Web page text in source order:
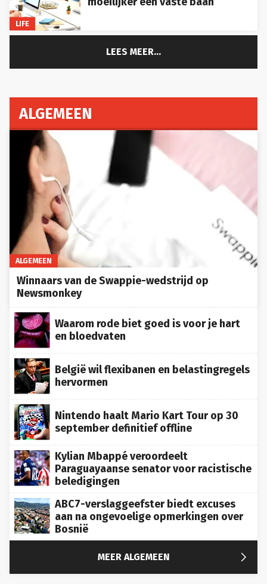
LIFE
ALGEMEEN
ALGEMEEN
Winnaars van de Swappie-wedstrijd op
Newsmonkey
en bloedvaten
hervormen
september definitief offline
Paraguayaanse senator voor racistische
beledigingen
aan na ongevoelige opmerkingen over
Bosnië